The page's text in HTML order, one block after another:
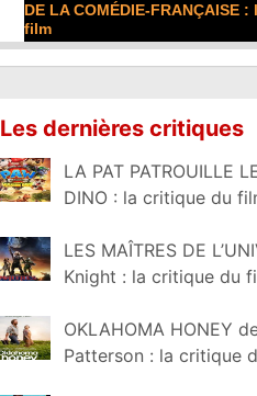
DE LA COMÉDIE-FRANÇAISE
film
Les dernières critiques
LA PAT PATROUILLE
DINO : la critique du
LES MAÎTRES DE
Knight : la critique du
OKLAHOMA HONEY
Patterson : la critique